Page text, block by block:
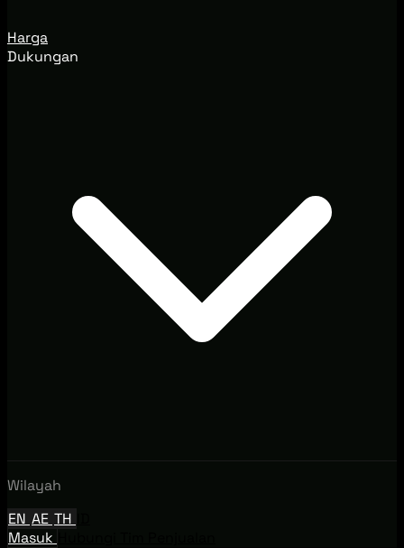
Harga
Dukungan
Wilayah
EN AE TH
Masuk